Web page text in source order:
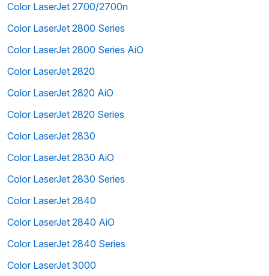
Color LaserJet 2700/2700n
Color LaserJet 2800 Series
Color LaserJet 2800 Series AiO
Color LaserJet 2820
Color LaserJet 2820 AiO
Color LaserJet 2820 Series
Color LaserJet 2830
Color LaserJet 2830 AiO
Color LaserJet 2830 Series
Color LaserJet 2840
Color LaserJet 2840 AiO
Color LaserJet 2840 Series
Color LaserJet 3000